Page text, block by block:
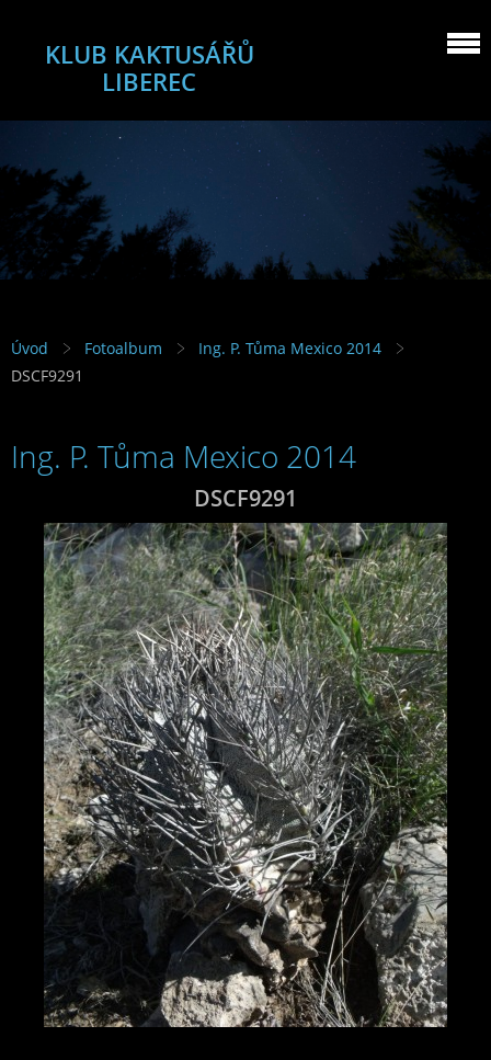
KLUB KAKTUSÁŘŮ
LIBEREC
Úvod Fotoalbum
Ing. P. Tůma Mexico 2014
DSCF9291
Ing. P. Tůma Mexico 2014
DSCF9291